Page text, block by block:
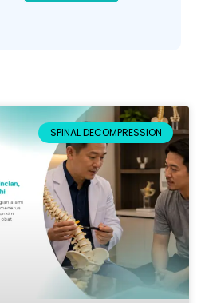
SPINAL DECOMPRESSION